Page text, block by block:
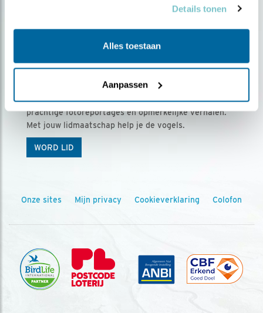
Details tonen
Alles toestaan
Aanpassen
Ontvang 5 x Vogels voor € 36,00 per jaar
Vogels is het tijdschrift voor onze leden, met
prachtige fotoreportages en opmerkelijke verhalen.
Met jouw lidmaatschap help je de vogels.
WORD LID
Onze sites Mijn privacy Cookieverklaring Colofon